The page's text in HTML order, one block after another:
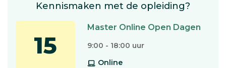
Kennismaken met de opleiding?
15
Master Online Open Dagen
9:00 - 18:00 uur
Online